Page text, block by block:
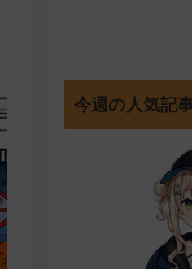
今週の人気記